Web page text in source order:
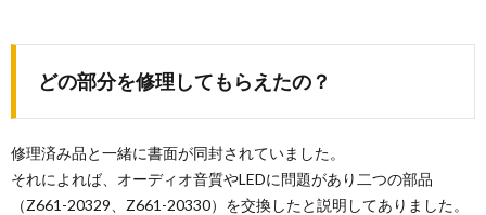
どの部分を修理してもらえたの？
修理済み品と一緒に書面が同封されていました。
それによれば、オーディオ音質やLEDに問題があり二つの部品
（Z661-20329、Z661-20330）を交換したと説明してありました。